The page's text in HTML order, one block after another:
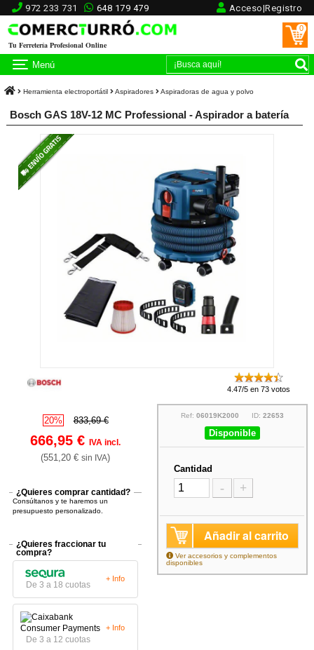
972 233 731 648 179 479 Acceso|Registro
Tu Ferretería Profesional Online
0
Menú
Herramienta electroportátil Aspiradores Aspiradoras de agua y polvo
Bosch GAS 18V-12 MC Professional - Aspirador a batería
4.47/5 en 73 votos
20% 833,69 €
666,95 €IVA incl.
(551,20 €sin IVA)
¿Quieres comprar cantidad?
Consúltanos y te haremos un
presupuesto personalizado.
¿Quieres fraccionar tu
compra?
De 3 a 18 cuotas
+ Info
De 3 a 12 cuotas
+ Info
Ref: 06019K2000 ID: 22653
Disponible
Cantidad
- +
Añadir al carrito
Ver accesorios y complementos
disponibles